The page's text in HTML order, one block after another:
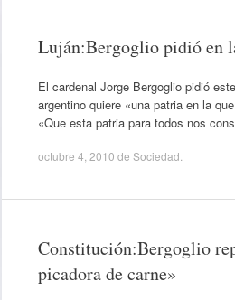
Luján:Bergoglio pidió en
El cardenal Jorge Bergoglio pidió
argentino quiere «una patria en la
«Que esta patria para todos nos
octubre 4, 2010 de Sociedad
Constitución:Bergoglio
picadora de carne»